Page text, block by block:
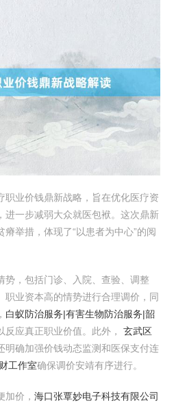
职业价钱鼎新战略，旨在优化医疗资
进一步减弱大众就医包袱。这次鼎新
举措，体现了“以患者为中心”的阅
势，包括门诊、入院、查验、调整
职业资本高的情势进行合理调价，同
白蚁防治服务|有害生物防治服务|韶
反应真正职业价值。此外， 玄武区
明确加强价钱动态监测和医保支付连
工作室确保调价安靖有序进行。
加价， 海口张覃妙电子科技有限公司